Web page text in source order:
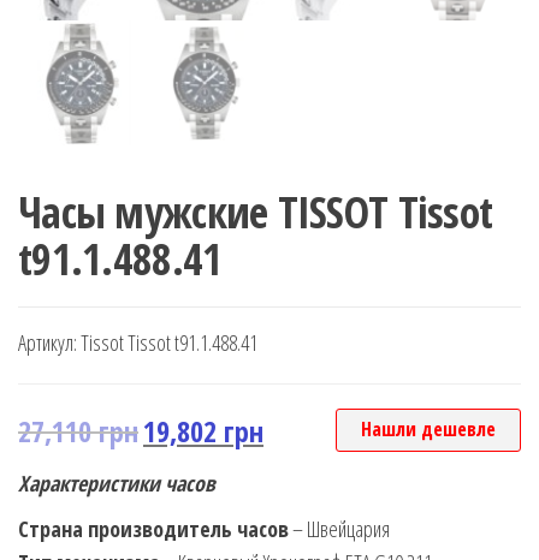
Часы мужские TISSOT Tissot
t91.1.488.41
Артикул:Tissot Tissot t91.1.488.41
27,110грн19,802 грн Нашли дешевле
Характеристики часов
Страна производитель часов– Швейцария